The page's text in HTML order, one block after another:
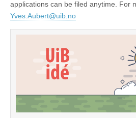
applications can be filed anytime. For
Yves.Aubert@uib.no